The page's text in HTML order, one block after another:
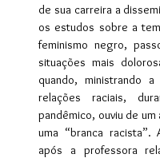
de sua carreira a
os estudos sobre a
feminismo negro,
situações mais
quando, ministrando
relações raciais,
pandêmico, ouviu de um
uma “branca racista”.
após a professora